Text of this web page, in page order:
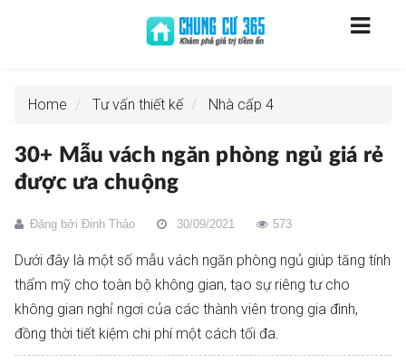
Home Tư vấn thiết kế Nhà cấp 4
30+ Mẫu vách ngăn phòng ngủ giá rẻ
được ưa chuộng
Đăng bởi Đinh Thảo 30/09/2021 573
Dưới đây là một số mẫu vách ngăn phòng ngủ giúp tăng tính
thẩm mỹ cho toàn bộ không gian, tạo sự riêng tư cho
không gian nghỉ ngơi của các thành viên trong gia đình,
đồng thời tiết kiệm chi phí một cách tối đa.